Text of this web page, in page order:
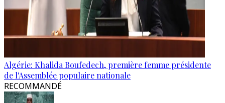
Algérie: Khalida Boufedech, première femme présidente
de l'Assemblée populaire nationale
RECOMMANDÉ